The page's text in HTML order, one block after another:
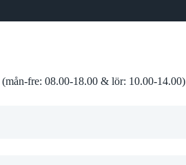
(mån-fre: 08.00-18.00 & lör: 10.00-14.00)